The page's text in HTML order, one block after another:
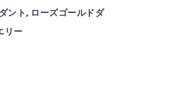
はント, ローズゴールドダ
リー